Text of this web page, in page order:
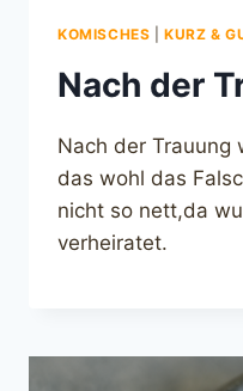
KOMISCHES |KURZ &
Nach der
Nach der Trauung
das wohl das
nicht so nett,da
verheiratet.